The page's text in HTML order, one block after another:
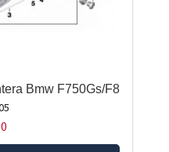
Bmw F750Gs/F8